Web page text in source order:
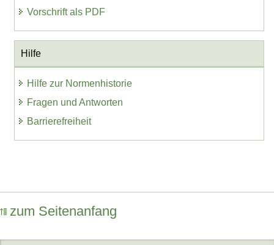
Vorschrift als PDF
Hilfe
Hilfe zur Normenhistorie
Fragen und Antworten
Barrierefreiheit
zum Seitenanfang